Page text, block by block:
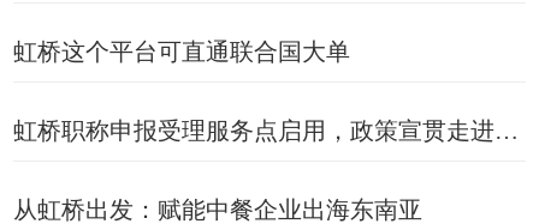
虹桥这个平台可直通联合国大单
虹桥职称申报受理服务点启用，政策宣贯走进先声药业
从虹桥出发：赋能中餐企业出海东南亚